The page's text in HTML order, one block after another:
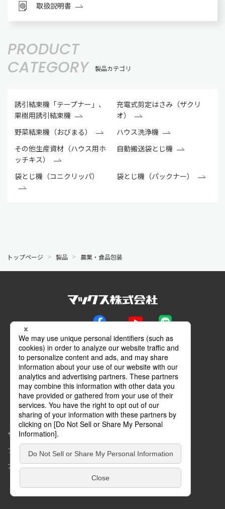
取扱説明書
PRODUCT
CATEGORY
製品カテゴリ
誘引結束機「テープナー」、
果樹用誘引結束機
充電式剪定はさみ（ザクリ
オ）
野菜結束機（おびまる）
ハウス洗浄機
その他生産資材（ハウス用ホ
ッチキス）
自動搬送袋とじ機
袋とじ機（コニクリッパ） 袋とじ機（パックナー）
トップページ 製品 農業・食品包装
Facebook
YouTube LINE
メールマガジン
動画特設サイト
マイページ
サイトマップ
プライバシーポリシー
コミュニティガイドライン
アクセシビリティ